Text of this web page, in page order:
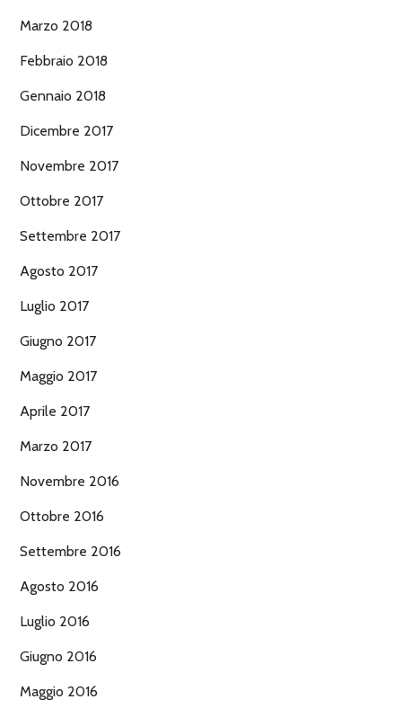
Marzo 2018
Febbraio 2018
Gennaio 2018
Dicembre 2017
Novembre 2017
Ottobre 2017
Settembre 2017
Agosto 2017
Luglio 2017
Giugno 2017
Maggio 2017
Aprile 2017
Marzo 2017
Novembre 2016
Ottobre 2016
Settembre 2016
Agosto 2016
Luglio 2016
Giugno 2016
Maggio 2016